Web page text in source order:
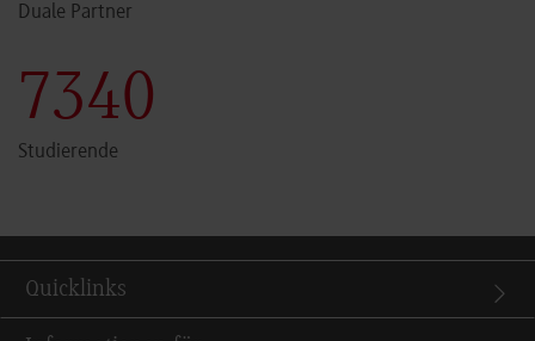
Duale Partner
7341
Studierende
Quicklinks